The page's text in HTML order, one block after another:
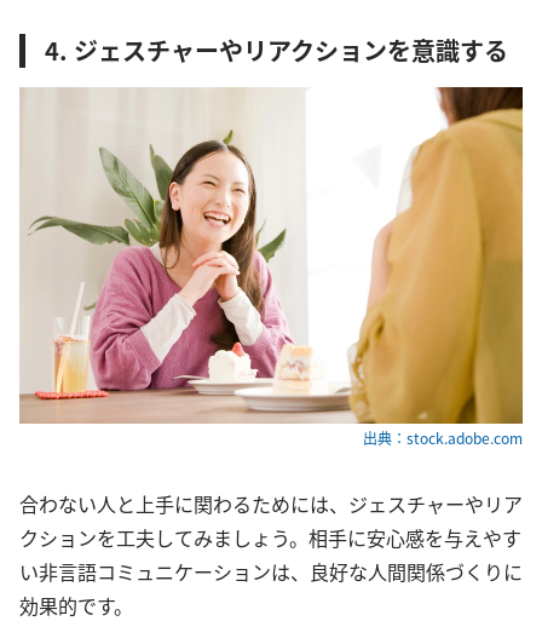
4. ジェスチャーやリアクションを意識する
出典：stock.adobe.com
合わない人と上手に関わるためには、ジェスチャーやリア
クションを工夫してみましょう。相手に安心感を与えやす
い非言語コミュニケーションは、良好な人間関係づくりに
効果的です。